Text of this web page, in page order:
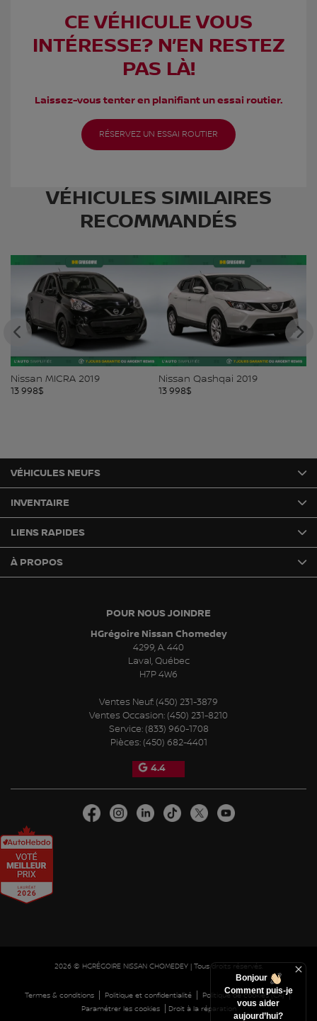
CE VÉHICULE VOUS
INTÉRESSE? N’EN RESTEZ
PAS LÀ!
Laissez-vous tenter en planifiant un essai routier.
RÉSERVEZ UN ESSAI ROUTIER
VÉHICULES SIMILAIRES
RECOMMANDÉS
Nissan MICRA 2019
13 998$
Nissan Qashqai 2019
13 998$
POUR NOUS JOINDRE
HGrégoire Nissan Chomedey
4299, A. 440
Laval,Québec
H7P 4W6
Ventes Neuf: (450) 231-3879
Ventes Occasion: (450) 231-8210
Service: (833) 960-1708
Pièces: (450) 682-4401
4.4
VÉHICULES NEUFS
INVENTAIRE
LIENS RAPIDES
À PROPOS
2026 © HGRÉGOIRE NISSAN CHOMEDEY| Tous droits réservés.
Termes & conditions| Politique et confidentialité| Politique de cookies (CA)|
Paramétrer les cookies| Droit à la réparation
Bonjour
Comment puis-je
vous aider
aujourd’hui?